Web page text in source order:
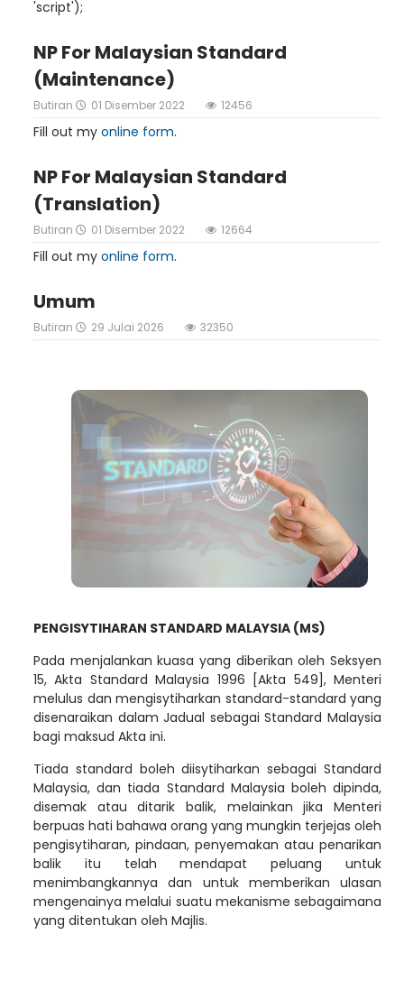
'script');
NP For Malaysian Standard
(Maintenance)
Butiran 01 Disember 2022 12456
Fill out my online form.
NP For Malaysian Standard
(Translation)
Butiran 01 Disember 2022 12664
Fill out my online form.
Umum
Butiran 29 Julai 2026 32350
PENGISYTIHARAN STANDARD MALAYSIA (MS)
Pada menjalankan kuasa yang diberikan oleh Seksyen
15, Akta Standard Malaysia 1996 [Akta 549], Menteri
melulus dan mengisytiharkan standard-standard yang
disenaraikan dalam Jadual sebagai Standard Malaysia
bagi maksud Akta ini.
Tiada standard boleh diisytiharkan sebagai Standard
Malaysia, dan tiada Standard Malaysia boleh dipinda,
disemak atau ditarik balik, melainkan jika Menteri
berpuas hati bahawa orang yang mungkin terjejas oleh
pengisytiharan, pindaan, penyemakan atau penarikan
balik itu telah mendapat peluang untuk
menimbangkannya dan untuk memberikan ulasan
mengenainya melalui suatu mekanisme sebagaimana
yang ditentukan oleh Majlis.